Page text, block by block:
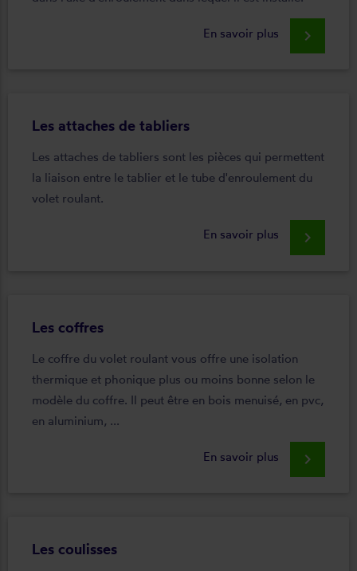
En savoir plus keyboard_arrow_right
Les attaches de tabliers
Les attaches de tabliers sont les pièces qui permettent
la liaison entre le tablier et le tube d'enroulement du
volet roulant.
En savoir plus keyboard_arrow_right
Les coffres
Le coffre du volet roulant vous offre une isolation
thermique et phonique plus ou moins bonne selon le
modèle du coffre. Il peut être en bois menuisé, en pvc,
en aluminium, ...
En savoir plus keyboard_arrow_right
Les coulisses